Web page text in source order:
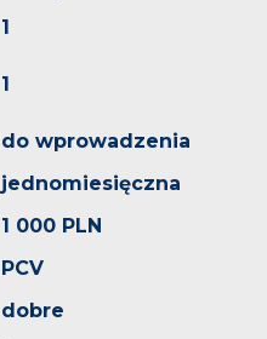
1
1
do wprowadzenia
jednomiesięczna
1 000 PLN
PCV
dobre